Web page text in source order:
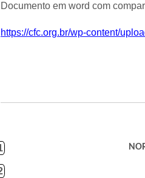
Documento em word com
https://cfc.org.br/wp-content/